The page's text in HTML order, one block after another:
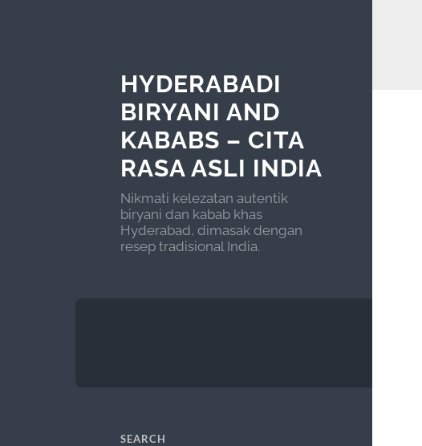
HYDERABADI
BIRYANI AND
KABABS – CITA
RASA ASLI INDIA
Nikmati kelezatan autentik
biryani dan kabab khas
Hyderabad, dimasak dengan
resep tradisional India.
SEARCH